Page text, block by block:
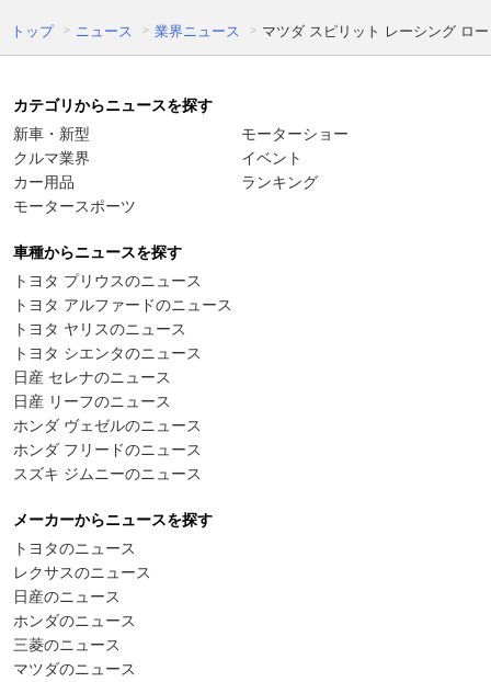
トップ ニュース 業界ニュース マツダ スピリット レーシング ロ
カテゴリからニュースを探す
新車・新型
クルマ業界
カー用品
モータースポーツ
モーターショー
イベント
ランキング
車種からニュースを探す
トヨタ プリウスのニュース
トヨタ アルファードのニュース
トヨタ ヤリスのニュース
トヨタ シエンタのニュース
日産 セレナのニュース
日産 リーフのニュース
ホンダ ヴェゼルのニュース
ホンダ フリードのニュース
スズキ ジムニーのニュース
メーカーからニュースを探す
トヨタのニュース
レクサスのニュース
日産のニュース
ホンダのニュース
三菱のニュース
マツダのニュース